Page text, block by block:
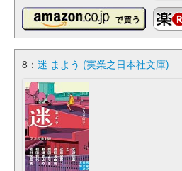
8： 迷 まよう (実業之日本社文庫)